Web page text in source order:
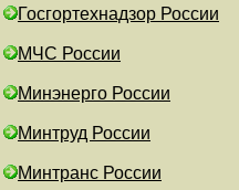
Госгортехнадзор России
МЧС России
Минэнерго России
Минтруд России
Минтранс России